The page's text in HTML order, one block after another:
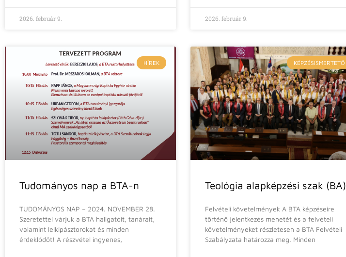
2026. február 9. 2026. február 9.
HÍREK
Tudományos nap a BTA-n
TUDOMÁNYOS NAP – 2024. NOVEMBER 28.
Szeretettel várjuk a BTA hallgatóit, tanárait,
valamint lelkipásztorokat és minden
érdeklődőt! A részvétel ingyenes,
KÉPZÉSISMERTETŐ
Teológia alapképzési szak (BA)
Felvételi követelmények A BTA képzéseire
történő jelentkezés menetét és a felvételi
követelményeket részletesen a BTA Felvételi
Szabályzata határozza meg. Minden